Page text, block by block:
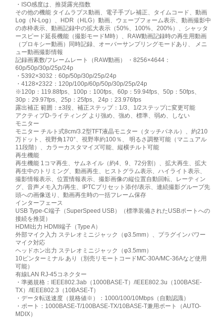
・ISO感度は、推奨露光指数
その他の機能 タイムラプス動画、電子手ブレ補正、タイムコード、動画
Log（N-Log）、HDR（HLG）動画、ウェーブフォーム表示、動画撮影中
の赤枠表示、動画記録中の拡大表示（50%、100%、200%）、シャッタ
ースピード延長機能（撮影モードM時）、RAW動画記録時の再生用動画
（プロキシー動画）同時記録、オーバーサンプリングモードあり、 メニ
ュー動画撮影情報
記録画素数/フレームレート（RAW動画） ・8256×4644：
60p/50p/30p/25p/24p
・5392×3032：60p/50p/30p/25p/24p
・4128×2322：120p/100p/60p/50p/30p/25p/24p
※120p：119.88fps、100p：100fps、60p：59.94fps、50p：50fps、
30p：29.97fps、25p：25fps、24p：23.976fps
露出補正 範囲：±3段、補正ステップ：1/3、1/2ステップに変更可能
アクティブD-ライティング より強め、強め、標準、弱め、しない
モニター
モニター チルト式8cm/3.2型TFT液晶モニター（タッチパネル）、約210
万ドット、視野角170°、視野率約100％、 明るさ調整可能（マニュアル
11段階）、カラーカスタマイズ可能、縦横チルト可能
再生機能
再生機能 1コマ再生、サムネイル（約4、9、72分割）、拡大再生、拡大
再生中のトリミング、動画再生、ヒストグラム表示、ハイライト表示、
撮影情報表示、位置情報表示、撮影画像の縦位置自動回転、レーティン
グ、音声メモ入力/再生、IPTCプリセット添付/表示、連続撮影グループ先
頭への画像送り、動画再生時の一括フレーム保存
インターフェース
USB Type-C端子（SuperSpeed USB）（標準装備されたUSBポートへの
接続を推奨）
HDMI出力 HDMI端子（Type A）
外部マイク入力 ステレオミニジャック（φ3.5mm）、プラグインパワー
マイク対応
ヘッドホン出力 ステレオミニジャック（φ3.5mm）
10ピンターミナル あり（別売リモートコードMC-30A/MC-36Aなど使用
可能）
有線LAN RJ-45コネクター
・準拠規格：IEEE802.3ab（1000BASE-T）/IEEE802.3u（100BASE-
TX）/IEEE802.3（10BASE-T）
・データ転送速度（規格値※）：1000/100/10Mbps（自動認識）
・ポート：1000BASE-T/100BASE-TX/10BASE-T兼用ポート（AUTO-
MDIX）